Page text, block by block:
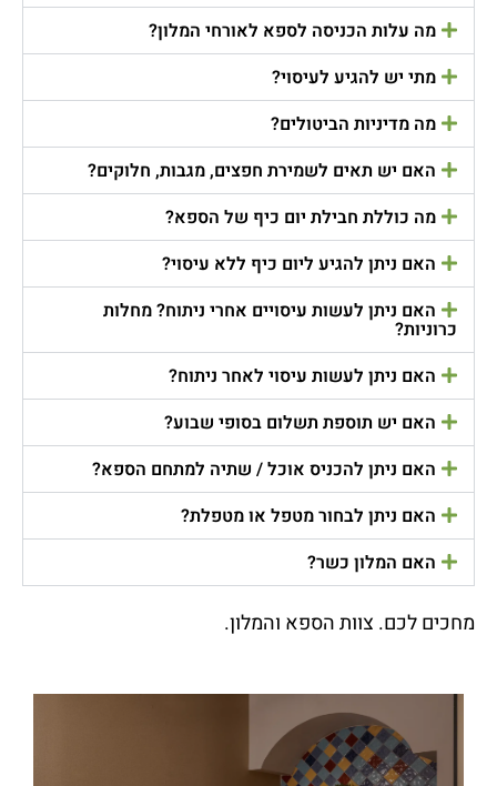
מה עלות הכניסה לספא לאורחי המלון?
מתי יש להגיע לעיסוי?
מה מדיניות הביטולים?
האם יש תאים לשמירת חפצים, מגבות, חלוקים?
מה כוללת חבילת יום כיף של הספא?
האם ניתן להגיע ליום כיף ללא עיסוי?
האם ניתן לעשות עיסויים אחרי ניתוח? מחלות
כרוניות?
האם ניתן לעשות עיסוי לאחר ניתוח?
האם יש תוספת תשלום בסופי שבוע?
האם ניתן להכניס אוכל / שתיה למתחם הספא?
האם ניתן לבחור מטפל או מטפלת?
האם המלון כשר?
מחכים לכם. צוות הספא והמלון.